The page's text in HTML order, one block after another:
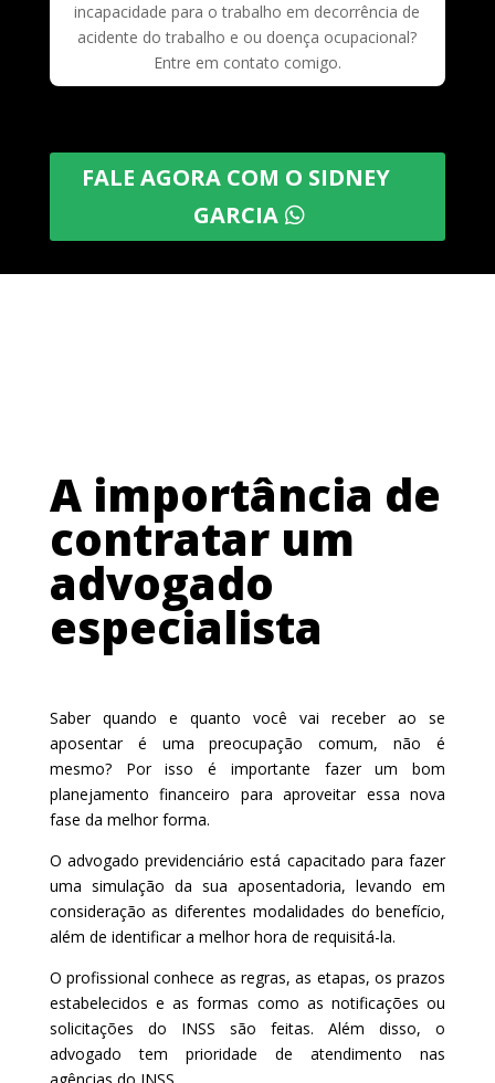
incapacidade para o trabalho em decorrência de
acidente do trabalho e ou doença ocupacional?
Entre em contato comigo.
FALE AGORA COM O SIDNEY
GARCIA
A importância de
contratar um
advogado
especialista
Saber quando e quanto você vai receber ao se
aposentar é uma preocupação comum, não é
mesmo? Por isso é importante fazer um bom
planejamento financeiro para aproveitar essa nova
fase da melhor forma.
O advogado previdenciário está capacitado para fazer
uma simulação da sua aposentadoria, levando em
consideração as diferentes modalidades do benefício,
além de identificar a melhor hora de requisitá-la.
O profissional conhece as regras, as etapas, os prazos
estabelecidos e as formas como as notificações ou
solicitações do INSS são feitas. Além disso, o
advogado tem prioridade de atendimento nas